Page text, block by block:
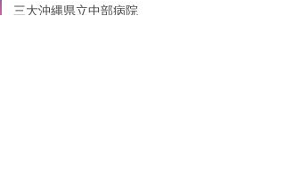
三大沖縄県立中部病院